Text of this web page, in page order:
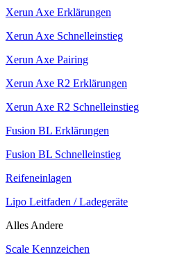
Xerun Axe Erklärungen
Xerun Axe Schnelleinstieg
Xerun Axe Pairing
Xerun Axe R2 Erklärungen
Xerun Axe R2 Schnelleinstieg
Fusion BL Erklärungen
Fusion BL Schnelleinstieg
Reifeneinlagen
Lipo Leitfaden / Ladegeräte
Alles Andere
Scale Kennzeichen